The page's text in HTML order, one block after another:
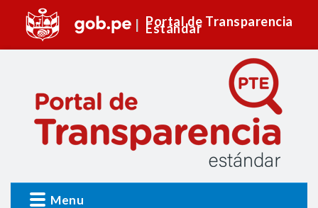
Portal de Transparencia
Estándar
Menu